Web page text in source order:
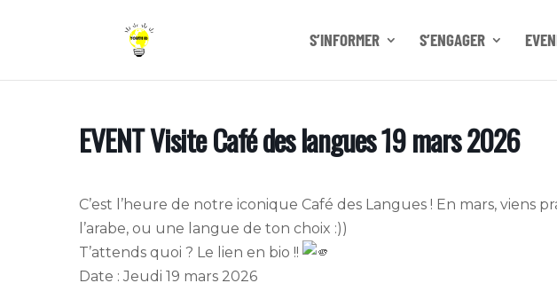
S’INFORMER S’ENGAGER
EVENT Visite Café des langues 19 mars 2026
C’est l’heure de notre iconique Café des Langues ! En mars, viens
l’arabe, ou une langue de ton choix :))
T’attends quoi ? Le lien en bio !!
Date : Jeudi 19 mars 2026